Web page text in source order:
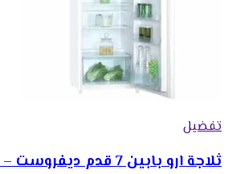
تفضيل
ثلاجة ارو بابين 7 قدم ديفروست – أبيض Ro2-320l